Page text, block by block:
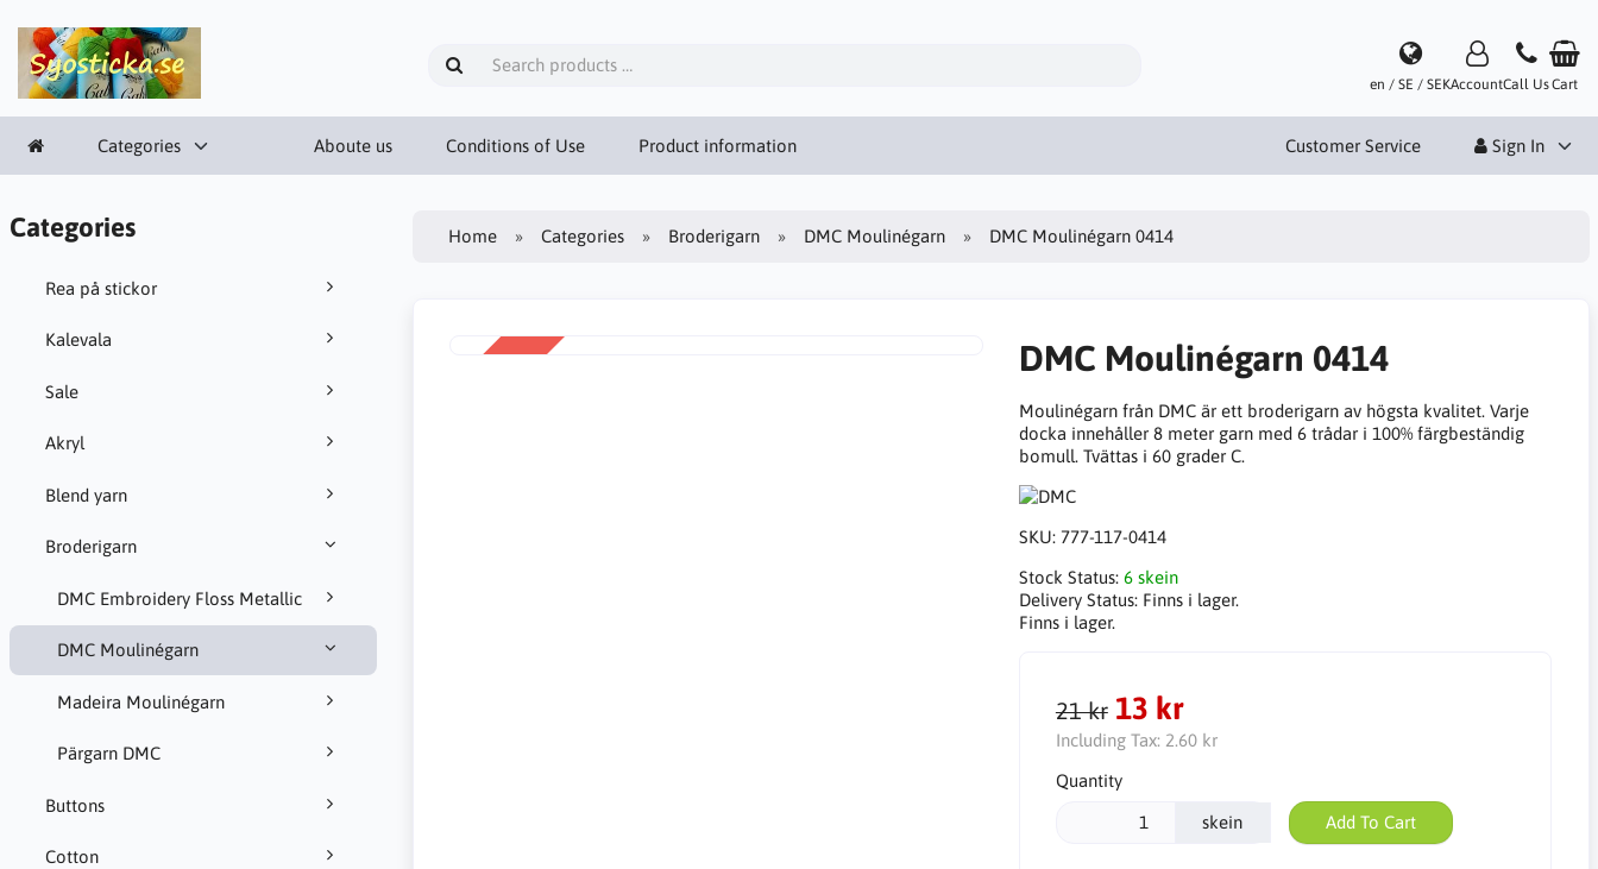
en / SE / SEKAccountCall UsCart
Categories Aboute us Conditions of Use Product information Customer Service Sign In
Categories
Rea på stickor
Kalevala
Sale
Akryl
Blend yarn
Broderigarn
DMC Embroidery Floss Metallic
DMC Moulinégarn
Madeira Moulinégarn
Pärgarn DMC
Buttons
Cotton
Home Categories Broderigarn DMC Moulinégarn DMC Moulinégarn 0414
DMC Moulinégarn 0414
Moulinégarn från DMC är ett broderigarn av högsta kvalitet. Varje
docka innehåller 8 meter garn med 6 trådar i 100% färgbeständig
bomull. Tvättas i 60 grader C.
SKU: 777-117-0414
Stock Status: 6 skein
Delivery Status: Finns i lager.
Finns i lager.
21 kr 13 kr
Including Tax: 2.60 kr
Quantity
skein Add To Cart